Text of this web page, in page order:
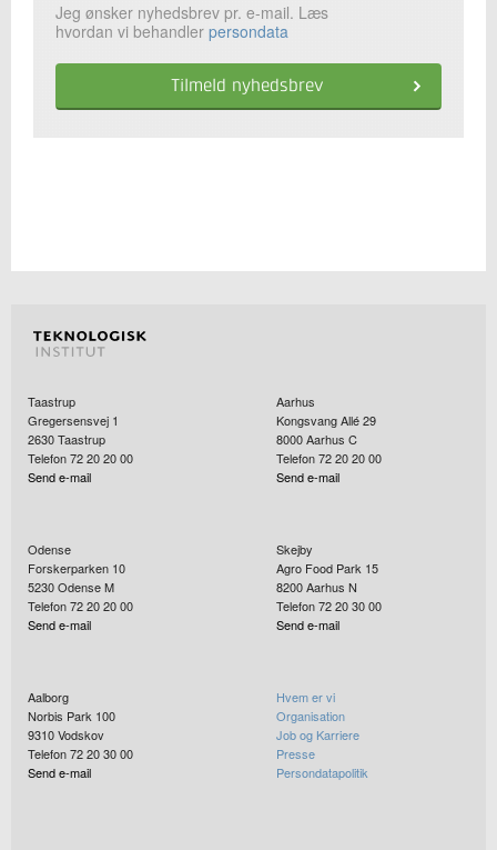
Jeg ønsker nyhedsbrev pr. e-mail. Læs
hvordan vi behandler persondata
Taastrup
Gregersensvej 1
2630Taastrup
Telefon 72 20 20 00
Send e-mail
Aarhus
Kongsvang Allé 29
8000Aarhus C
Telefon 72 20 20 00
Send e-mail
Odense
Forskerparken 10
5230Odense M
Telefon 72 20 20 00
Send e-mail
Skejby
Agro Food Park 15
8200Aarhus N
Telefon 72 20 30 00
Send e-mail
Aalborg
Norbis Park 100
9310Vodskov
Telefon 72 20 30 00
Send e-mail
Hvem er vi
Organisation
Job og Karriere
Presse
Persondatapolitik